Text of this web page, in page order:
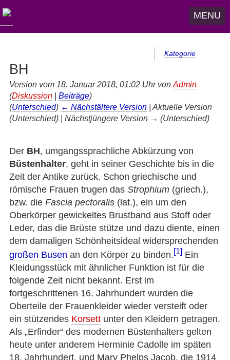
MENU
Kategorie
BH
Version vom 18. Januar 2018, 01:02 Uhr von Admin
(Diskussion Beiträge)
(Unterschied) ← Nächstältere Version | Aktuelle Version
(Unterschied) | Nächstjüngere Version → (Unterschied)
Der BH, umgangssprachliche Abkürzung von
Büstenhalter, geht in seiner Geschichte bis in die
Zeit der Antike zurück. Schon griechische und
römische Frauen trugen das Strophium (griech.),
bzw. die Fascia pectoralis (lat.), ein um den
Oberkörper gewickeltes Brustband aus Stoff oder
Leder, das die Brüste stütze und dazu diente, einen
dem damaligen Schönheitsideal widersprechenden
großen Busen an den Körper zu binden.[1] Ein
Kleidungsstück mit ähnlicher Funktion ist für die
folgende Zeit nicht bekannt. Erst im
fortgeschrittenen 16. Jahrhundert wurden die
Oberteile der Frauenkleider wieder versteift oder
ein stützendes Korsett unter den Kleidern getragen.
Als „Erfinder“ des modernen Büstenhalters gelten
heute unter anderem Herminie Cadolle im späten
18. Jahrhundert, und Mary Phelps Jacob, die 1914